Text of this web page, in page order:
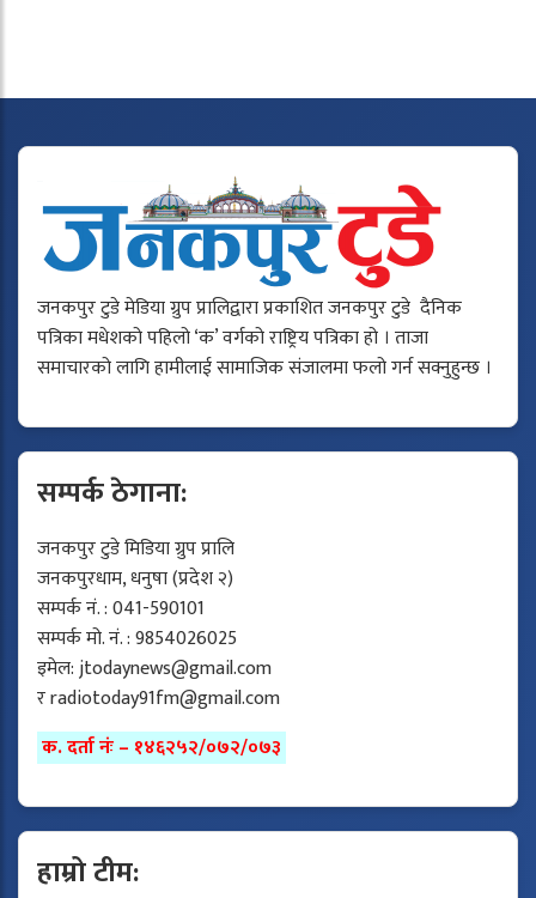
जनकपुर टुडे मेडिया ग्रुप प्रालिद्वारा प्रकाशित जनकपुर टुडे दैनिक
पत्रिका मधेशको पहिलो ‘क’ वर्गको राष्ट्रिय पत्रिका हो । ताजा
समाचारको लागि हामीलाई सामाजिक संजालमा फलो गर्न सक्नुहुन्छ ।
सम्पर्क ठेगाना:
जनकपुर टुडे मिडिया ग्रुप प्रालि
जनकपुरधाम, धनुषा (प्रदेश २)
सम्पर्क नं. : 041-590101
सम्पर्क मो. नं. : 9854026025
इमेल:jtodaynews@gmail.com
रradiotoday91fm@gmail.com
क. दर्ता नंः – १४६२५२/०७२/०७३
हाम्रो टीम: